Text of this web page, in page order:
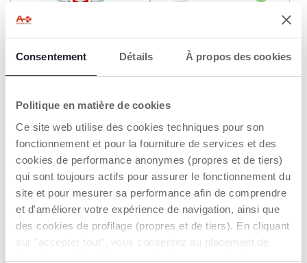
Consentement Détails À propos des cookies
Politique en matière de cookies
Ce site web utilise des cookies techniques pour son
fonctionnement et pour la fourniture de services et des
cookies de performance anonymes (propres et de tiers)
qui sont toujours actifs pour assurer le fonctionnement du
site et pour mesurer sa performance afin de comprendre
et d'améliorer votre expérience de navigation, ainsi que
des cookies de profilage (propres et de tiers). En cliquant
sur "accepter tout", vous consentez au placement de
tous les cookies. Si vous souhaitez en savoir plus ou
7,99 €
AJOUTER